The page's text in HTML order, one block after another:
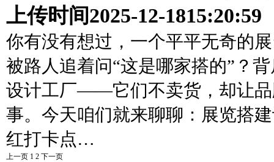
上传时间2025-12-1815:20:59
你有没有想过，一个平平无奇的
被路人追着问“这是哪家搭的”？
设计工厂——它们不卖货，却让品
事。今天咱们就来聊聊：展览搭
红打卡点…
上一页 1 2 下一页